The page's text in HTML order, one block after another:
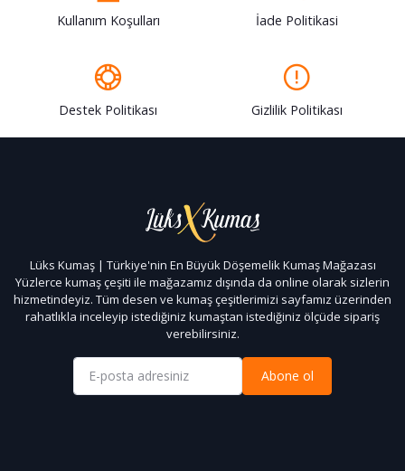
Kullanım Koşulları İade Politikasi
Destek Politikası Gizlilik Politikası
Lüks Kumaş | Türkiye'nin En Büyük Döşemelik Kumaş Mağazası
Yüzlerce kumaş çeşiti ile mağazamız dışında da online olarak sizlerin
hizmetindeyiz. Tüm desen ve kumaş çeşitlerimizi sayfamız üzerinden
rahatlıkla inceleyip istediğiniz kumaştan istediğiniz ölçüde sipariş
verebilirsiniz.
Abone ol